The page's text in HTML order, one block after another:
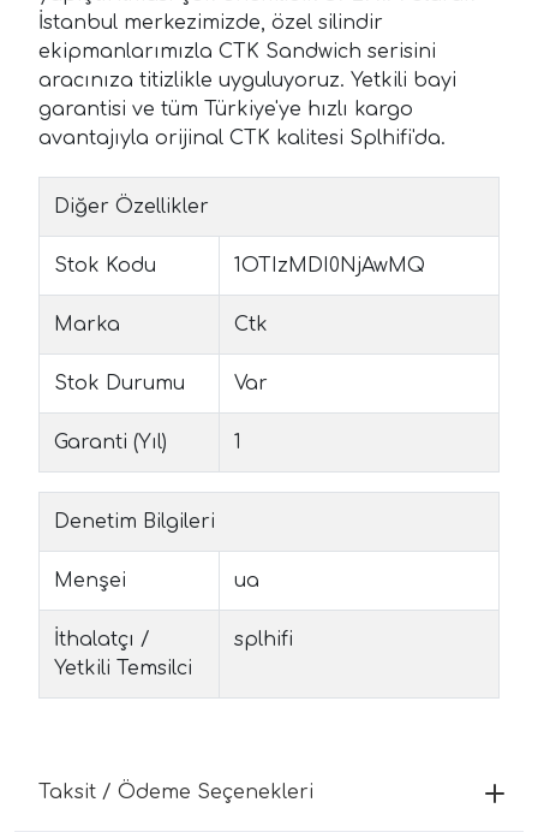
İstanbul merkezimizde, özel silindir
ekipmanlarımızla CTK Sandwich serisini
aracınıza titizlikle uyguluyoruz. Yetkili bayi
garantisi ve tüm Türkiye'ye hızlı kargo
avantajıyla orijinal CTK kalitesi Splhifi'da.
Diğer Özellikler
Stok Kodu 1OTIzMDI0NjAwMQ
Marka Ctk
Stok Durumu Var
Garanti (Yıl) 1
Denetim Bilgileri
Menşei ua
İthalatçı /
Yetkili Temsilci
splhifi
Taksit / Ödeme Seçenekleri